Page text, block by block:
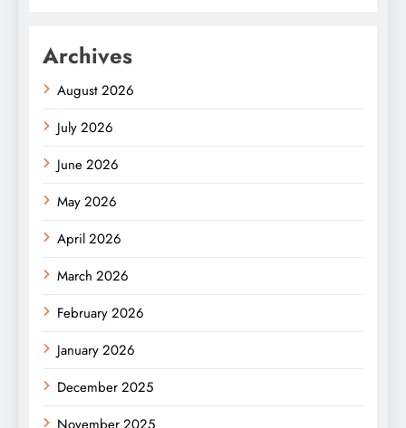
Archives
August 2026
July 2026
June 2026
May 2026
April 2026
March 2026
February 2026
January 2026
December 2025